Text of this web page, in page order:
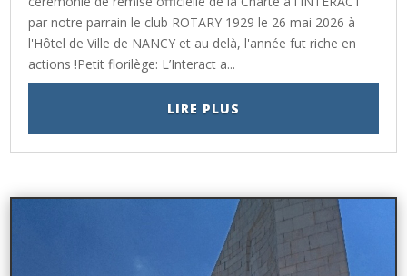
par notre parrain le club ROTARY 1929 le 26 mai 2026 à
l'Hôtel de Ville de NANCY et au delà, l'année fut riche en
actions !Petit florilège: L’Interact a...
LIRE PLUS